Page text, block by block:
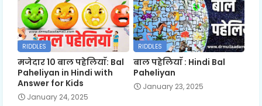
RIDDLES
मजेदार 10 बाल पहेलियाँ: Bal
Paheliyan in Hindi with
Answer for Kids
January 24, 2025
RIDDLES
बाल पहेलियाँ : Hindi Bal
Paheliyan
January 23, 2025